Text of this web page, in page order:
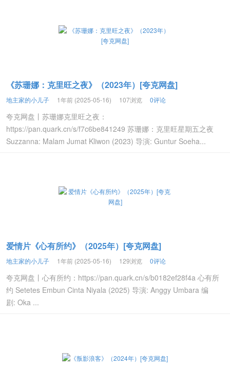
《苏珊娜：克里旺之夜》（2023年）[夸克网盘]
地主家的小儿子 1年前 (2025-05-16) 107浏览 0评论
夸克网盘丨苏珊娜克里旺之夜：
https://pan.quark.cn/s/f7c6be841249 苏珊娜：克里旺星期五之夜
Suzzanna: Malam Jumat Kliwon (2023) 导演: Guntur Soeha...
爱情片《心有所约》（2025年）[夸克网盘]
地主家的小儿子 1年前 (2025-05-16) 129浏览 0评论
夸克网盘丨心有所约：https://pan.quark.cn/s/b0182ef28f4a 心有所
约 Setetes Embun Cinta Niyala (2025) 导演: Anggy Umbara 编
剧: Oka ...